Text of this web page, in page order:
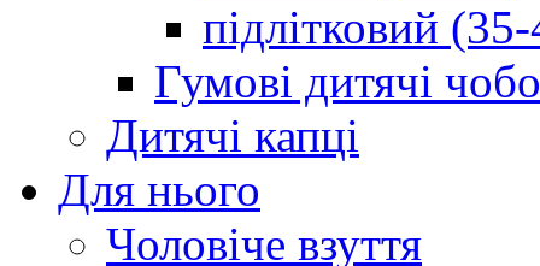
підлітковий
Гумові дитячі
Дитячі капці
Для нього
Чоловіче взуття